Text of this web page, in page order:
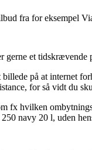
fra for eksempel
gerne et tidskrævende
på at internet
for så vidt du
fx hvilken
navy 20 l, uden